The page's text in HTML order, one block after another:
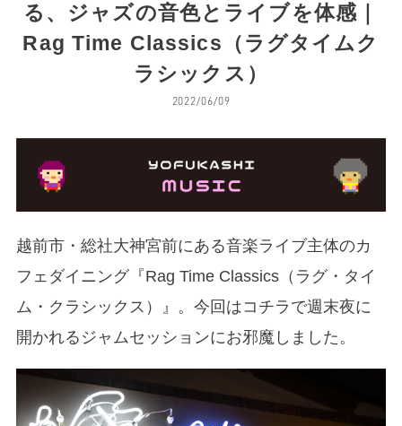
る、ジャズの音色とライブを体感｜
Rag Time Classics（ラグタイムク
ラシックス）
2022/06/09
越前市・総社大神宮前にある音楽ライブ主体のカ
フェダイニング『Rag Time Classics（ラグ・タイ
ム・クラシックス）』。今回はコチラで週末夜に
開かれるジャムセッションにお邪魔しました。